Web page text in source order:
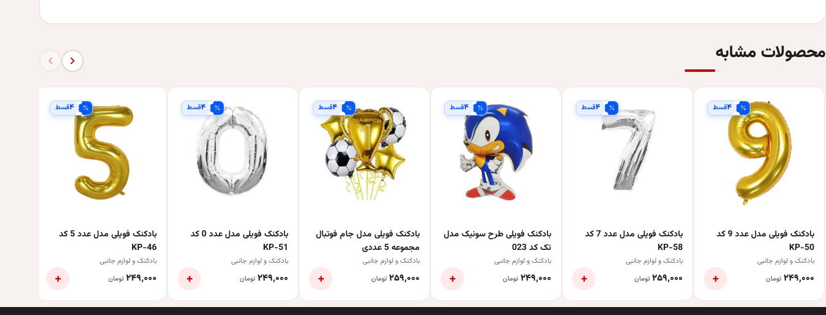
محصولات مشابه
۴قسط
بادکنک فویلی مدل عدد 9 کد
KP-50
بادکنک و لوازم جانبی
۲۴۹٬۰۰۰ تومان +
۴قسط
بادکنک فویلی مدل عدد 7 کد
KP-58
بادکنک و لوازم جانبی
۲۵۹٬۰۰۰ تومان +
۴قسط
بادکنک فویلی طرح سونیک مدل
تک کد 023
بادکنک و لوازم جانبی
۲۴۹٬۰۰۰ تومان +
۴قسط
بادکنک فویلی مدل جام فوتبال
مجموعه 5 عددی
بادکنک و لوازم جانبی
۲۵۹٬۰۰۰ تومان +
۴قسط
بادکنک فویلی مدل عدد 0 کد
KP-51
بادکنک و لوازم جانبی
۲۴۹٬۰۰۰ تومان +
۴قسط
بادکنک فویلی مدل عدد 5 کد
KP-46
بادکنک و لوازم جانبی
۲۴۹٬۰۰۰ تومان +